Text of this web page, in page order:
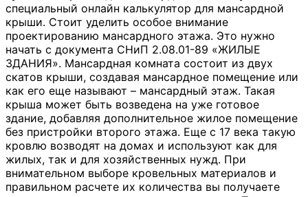
специальный онлайн калькулятор для мансардной
крыши. Стоит уделить особое внимание
проектированию мансардного этажа. Это нужно
начать с документа СНиП 2.08.01-89 «ЖИЛЫЕ
ЗДАНИЯ». Мансардная комната состоит из двух
скатов крыши, создавая мансардное помещение или
как его еще называют – мансардный этаж. Такая
крыша может быть возведена на уже готовое
здание, добавляя дополнительное жилое помещение
без пристройки второго этажа. Еще с 17 века такую
кровлю возводят на домах и используют как для
жилых, так и для хозяйственных нужд. При
внимательном выборе кровельных материалов и
правильном расчете их количества вы получаете